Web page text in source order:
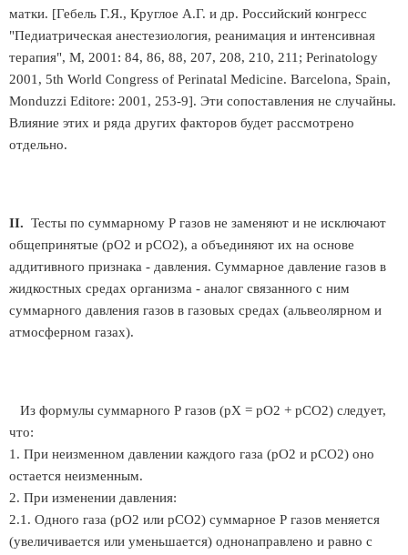
матки. [Гебель Г.Я., Круглое А.Г. и др. Российский конгресс
"Педиатрическая анестезиология, реанимация и интенсивная
терапия", М, 2001: 84, 86, 88, 207, 208, 210, 211; Perinatology
2001, 5th World Congress of Perinatal Medicine. Barcelona, Spain,
Monduzzi Editore: 2001, 253-9]. Эти сопоставления не случайны.
Влияние этих и ряда других факторов будет рассмотрено
отдельно.
II. Тесты по суммарному Р газов не заменяют и не исключают
общепринятые (рО2 и рСО2), а объединяют их на основе
аддитивного признака - давления. Суммарное давление газов в
жидкостных средах организма - аналог связанного с ним
суммарного давления газов в газовых средах (альвеолярном и
атмосферном газах).
Из формулы суммарного Р газов (рХ = рО2 + рСО2) следует,
что:
1. При неизменном давлении каждого газа (рО2 и рСО2) оно
остается неизменным.
2. При изменении давления:
2.1. Одного газа (рО2 или рСО2) суммарное Р газов меняется
(увеличивается или уменьшается) однонаправлено и равно с